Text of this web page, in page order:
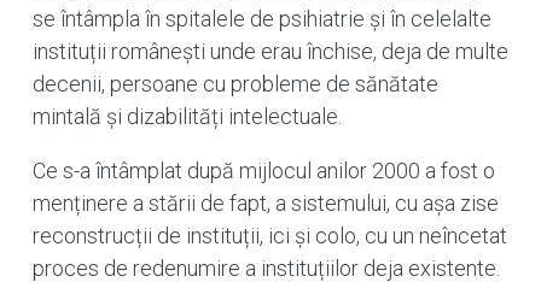
se întâmpla în spitalele de psihiatrie și în celelalte
instituții românești unde erau închise, deja de multe
decenii, persoane cu probleme de sănătate
mintală și dizabilități intelectuale.
Ce s-a întâmplat după mijlocul anilor 2000 a fost o
menținere a stării de fapt, a sistemului, cu așa zise
reconstrucții de instituții, ici și colo, cu un neîncetat
proces de redenumire a instituțiilor deja existente.